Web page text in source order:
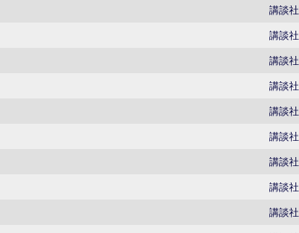
講談社
講談社
講談社
講談社
講談社
講談社
講談社
講談社
講談社